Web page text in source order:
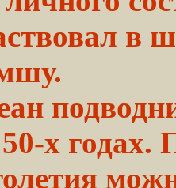
в
х годах.